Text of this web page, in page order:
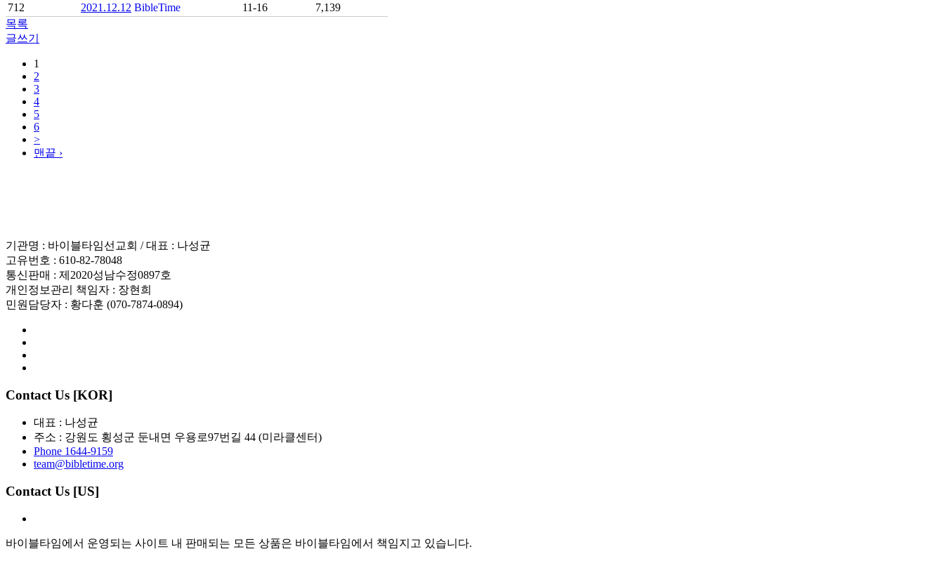
712
2021.12.12 BibleTime 11-16
7,139
목록
글쓰기
1
2
3
4
5
6
>
맨끝 ›
기관명 : 바이블타임선교회 / 대표 : 나성균
고유번호 : 610-82-78048
통신판매 : 제2020성남수정0897호
개인정보관리 책임자 : 장현희
민원담당자 : 황다훈 (070-7874-0894)
Contact Us [KOR]
대표 : 나성균
주소 : 강원도 횡성군 둔내면 우용로97번길 44 (미라클센터)
Phone 1644-9159
team@bibletime.org
Contact Us [US]
바이블타임에서 운영되는 사이트 내 판매되는 모든 상품은 바이블타임에서 책임지고 있습니다.